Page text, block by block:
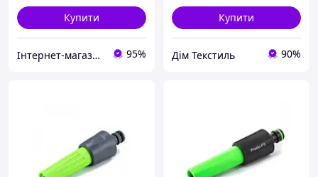
Купити
Інтернет-магазин товарів для дому "The Rechi" 95%
Купити
Дім Текстиль 90%